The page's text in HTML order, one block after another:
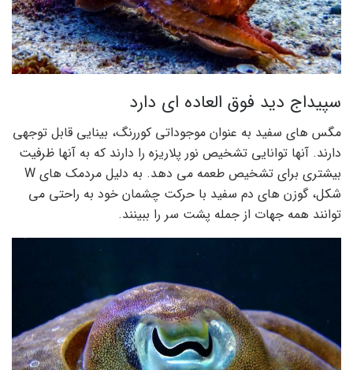
سپیداج دید فوق العاده ای دارد
مگس های سفید به عنوان موجوداتی کوررنگ، بینایی قابل توجهی
دارند. آنها توانایی تشخیص نور پلاریزه را دارند که به آنها ظرفیت
بیشتری برای تشخیص طعمه می دهد. به دلیل مردمک های W
شکل، گوزن های دم سفید با حرکت چشمان خود به راحتی می
توانند همه جهات از جمله پشت سر را ببینند.